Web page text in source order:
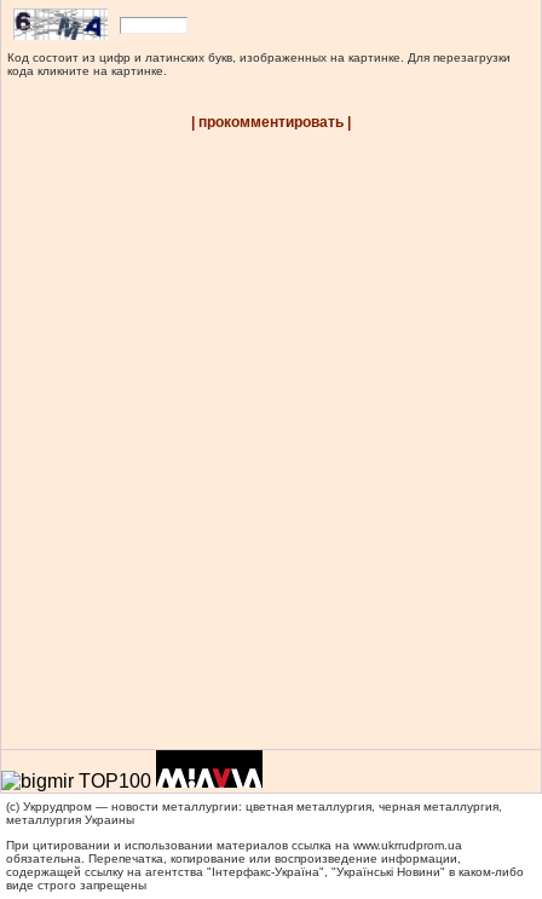
Код состоит из цифр и латинских букв, изображенных на картинке. Для перезагрузки
кода кликните на картинке.
| прокомментировать |
(c) Укррудпром — новости металлургии: цветная металлургия, черная металлургия,
металлургия Украины
При цитировании и использовании материалов ссылка на www.ukrrudprom.ua
обязательна. Перепечатка, копирование или воспроизведение информации,
содержащей ссылку на агентства "Iнтерфакс-Україна", "Українськi Новини" в каком-либо
виде строго запрещены